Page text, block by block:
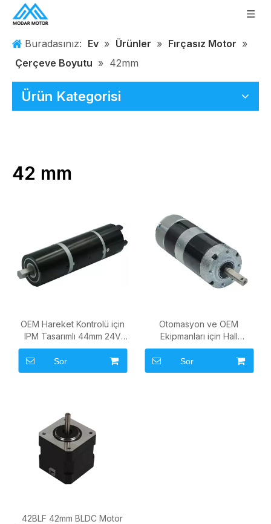
Buradasınız: Ev » Ürünler » Fırçasız Motor »
Çerçeve Boyutu » 42mm
Ürün Kategorisi
42 mm
OEM Hareket Kontrolü için
IPM Tasarımlı 44mm 24V
Fırçasız Planet Dişli Motor
Sor
Otomasyon ve OEM
Ekipmanları için Hall
Sensörlü 42mm Fırçasız
Planet Dişli Motor
Sor
42BLF 42mm BLDC Motor